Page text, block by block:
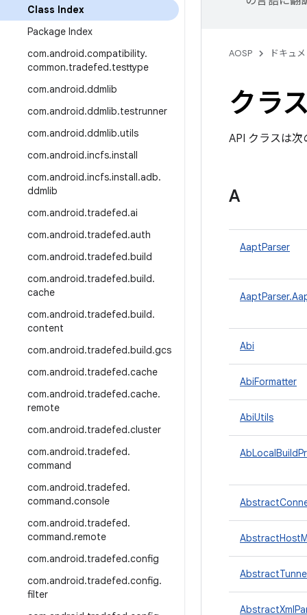
Class Index
Package Index
com.android.compatibility.
common.tradefed.testtype
com.android.ddmlib
com.android.ddmlib.testrunner
com.android.ddmlib.utils
com.android.incfs.install
com.android.incfs.install.adb.
ddmlib
com.android.tradefed.ai
com.android.tradefed.auth
com.android.tradefed.build
com.android.tradefed.build.
cache
com.android.tradefed.build.
content
com.android.tradefed.build.gcs
com.android.tradefed.cache
com.android.tradefed.cache.
remote
com.android.tradefed.cluster
com.android.tradefed.
command
com.android.tradefed.
command.console
com.android.tradefed.
command.remote
com.android.tradefed.config
com.android.tradefed.config.
filter
AOSP ドキュ
クラ
API クラスは次
A
AaptParser
Abi
AbiFormatter
AbiUtils